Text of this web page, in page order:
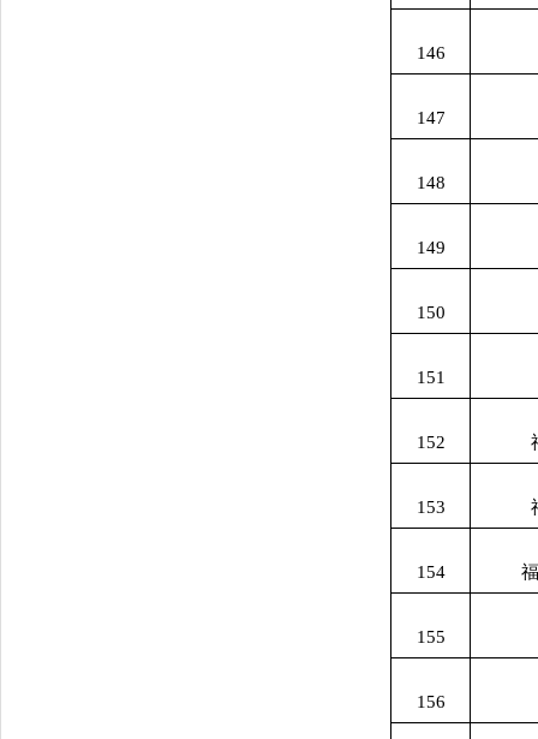
146
147
148
149
150
151
152
153
154
155
156